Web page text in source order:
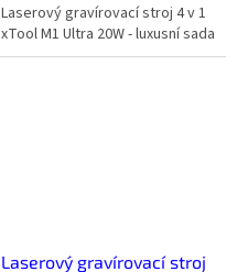
Laserový gravírovací stroj 4 v 1
xTool M1 Ultra 20W - luxusní sada
Laserový gravírovací stroj